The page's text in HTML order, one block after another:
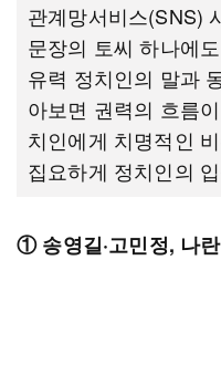
관계망서비스(SNS)
문장의 토씨 하나에
유력 정치인의 말과
아보면 권력의 흐름
치인에게 치명적인
집요하게 정치인의
① 송영길·고민정, 나